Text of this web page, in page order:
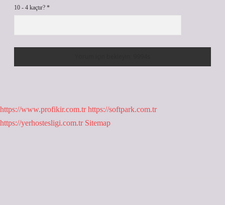
10 - 4 kaçtır? *
https://www.profikir.com.tr https://softpark.com.tr
https://yerhostesligi.com.tr Sitemap